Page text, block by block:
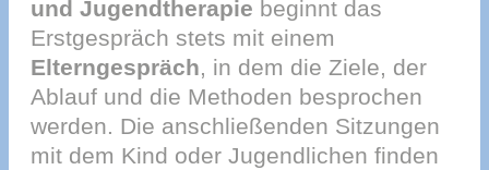
und Jugendtherapie beginnt das
Erstgespräch stets mit einem
Elterngespräch, in dem die Ziele, der
Ablauf und die Methoden besprochen
werden. Die anschließenden Sitzungen
mit dem Kind oder Jugendlichen finden